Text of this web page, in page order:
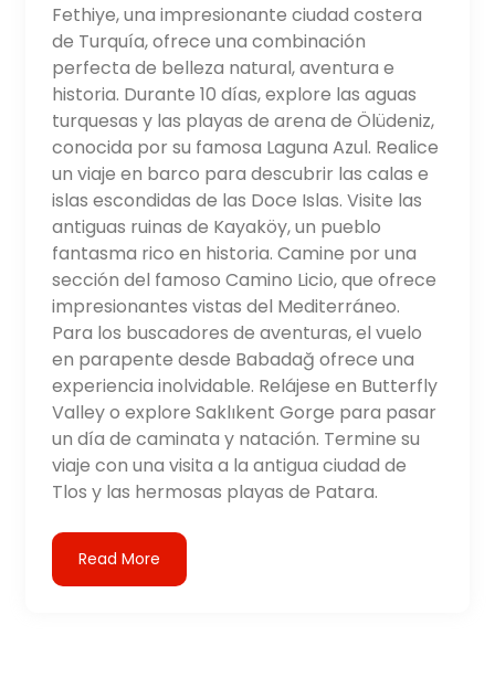
Fethiye, una impresionante ciudad costera
de Turquía, ofrece una combinación
perfecta de belleza natural, aventura e
historia. Durante 10 días, explore las aguas
turquesas y las playas de arena de Ölüdeniz,
conocida por su famosa Laguna Azul. Realice
un viaje en barco para descubrir las calas e
islas escondidas de las Doce Islas. Visite las
antiguas ruinas de Kayaköy, un pueblo
fantasma rico en historia. Camine por una
sección del famoso Camino Licio, que ofrece
impresionantes vistas del Mediterráneo.
Para los buscadores de aventuras, el vuelo
en parapente desde Babadağ ofrece una
experiencia inolvidable. Relájese en Butterfly
Valley o explore Saklıkent Gorge para pasar
un día de caminata y natación. Termine su
viaje con una visita a la antigua ciudad de
Tlos y las hermosas playas de Patara.
Read More